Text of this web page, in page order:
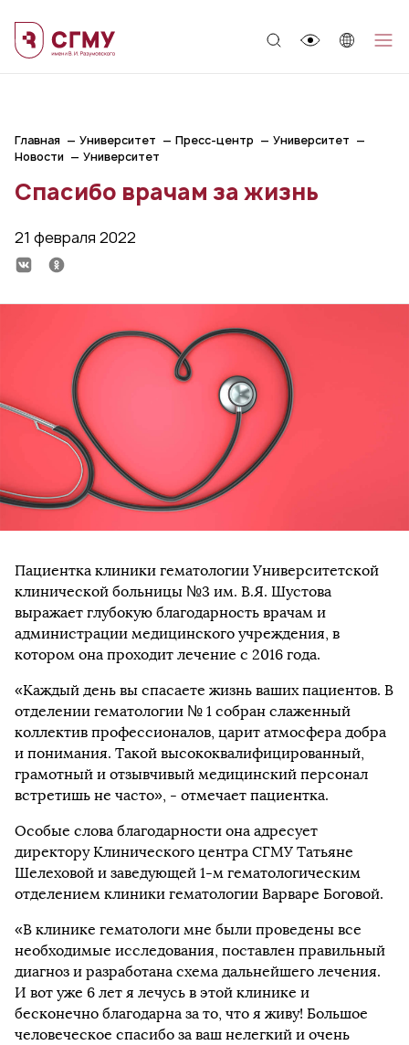
Главная Университет Пресс-центр
Университет
Новости
Университет
Спасибо врачам за жизнь
21 февраля 2022
Пациентка клиники гематологии Университетской
клинической больницы №3 им. В.Я. Шустова
выражает глубокую благодарность врачам и
администрации медицинского учреждения, в
котором она проходит лечение с 2016 года.
«Каждый день вы спасаете жизнь ваших пациентов. В
отделении гематологии № 1 собран слаженный
коллектив профессионалов, царит атмосфера добра
и понимания. Такой высококвалифицированный,
грамотный и отзывчивый медицинский персонал
встретишь не часто», - отмечает пациентка.
Особые слова благодарности она адресует
директору Клинического центра СГМУ Татьяне
Шелеховой и заведующей 1-м гематологическим
отделением клиники гематологии Варваре Боговой.
«В клинике гематологи мне были проведены все
необходимые исследования, поставлен правильный
диагноз и разработана схема дальнейшего лечения.
И вот уже 6 лет я лечусь в этой клинике и
бесконечно благодарна за то, что я живу! Большое
человеческое спасибо за ваш нелегкий и очень